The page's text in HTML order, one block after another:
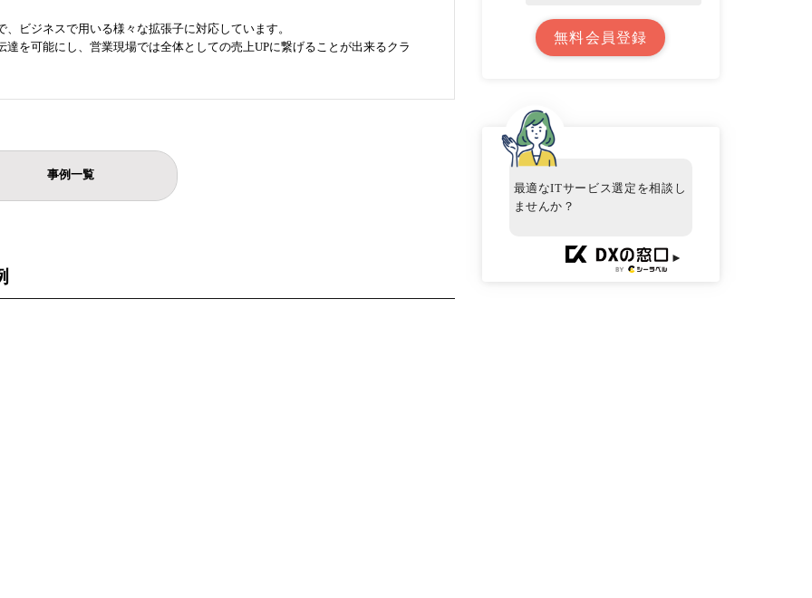
ビジネスで用いる様々な拡張子に対応しています。
を可能にし、営業現場では全体としての売上UPに繋げることが出来るクラ
事例一覧
無料会員登録
最適なITサービス選定を相談し
ませんか？
►